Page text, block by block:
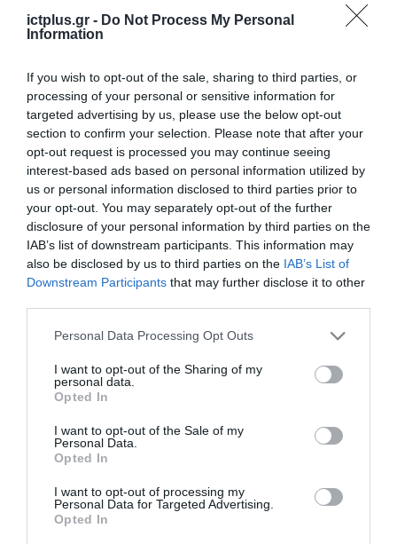
ictplus.gr - Do Not Process My Personal
Information
If you wish to opt-out of the sale, sharing to third parties, or
processing of your personal or sensitive information for
targeted advertising by us, please use the below opt-out
section to confirm your selection. Please note that after your
opt-out request is processed you may continue seeing
interest-based ads based on personal information utilized by
us or personal information disclosed to third parties prior to
your opt-out. You may separately opt-out of the further
disclosure of your personal information by third parties on the
IAB’s list of downstream participants. This information may
also be disclosed by us to third parties on the IAB’s List of
Downstream Participants that may further disclose it to other
Please note that this website/app uses one or more Google
not limited to your visit or usage behaviour. You may click to
grant or deny consent to Google and its third-party tags to
use your data for below specified purposes in below Google
consent section.
Personal Data Processing Opt Outs
I want to opt-out of the Sharing of my
personal data.
Opted In
I want to opt-out of the Sale of my
Personal Data.
Opted In
I want to opt-out of processing my
Personal Data for Targeted Advertising.
Opted In
συγκεκριμένα, το γραφείο του διευθυντή του
Πρωθυπουργού, Γρηγόρη Δημητριάδη,
προσφορά προς το ΚΕΑΤ φροντίζοντας άμεσα
να παραδοθούν έξι (6) γραφομηχανές […]